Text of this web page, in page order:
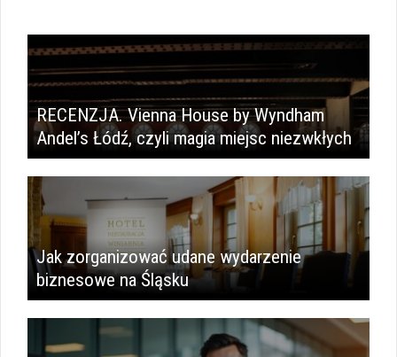
RECENZJA. Vienna House by Wyndham
Andel’s Łódź, czyli magia miejsc niezwkłych
Jak zorganizować udane wydarzenie
biznesowe na Śląsku